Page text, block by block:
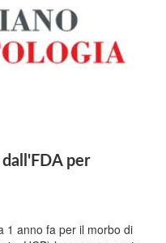
per
1 anno fa per il morbo di